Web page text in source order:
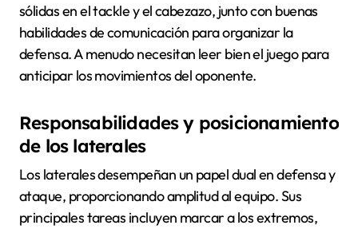
sólidas en el tackle y el cabezazo, junto con buenas
habilidades de comunicación para organizar la
defensa. A menudo necesitan leer bien el juego para
anticipar los movimientos del oponente.
Responsabilidades y posicionamiento
de los laterales
Los laterales desempeñan un papel dual en defensa y
ataque, proporcionando amplitud al equipo. Sus
principales tareas incluyen marcar a los extremos,